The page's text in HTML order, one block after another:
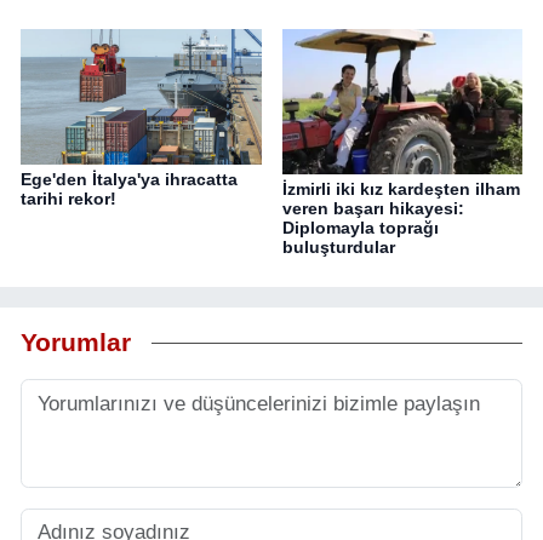
Ege'den İtalya'ya ihracatta
tarihi rekor!
İzmirli iki kız kardeşten ilham
veren başarı hikayesi:
Diplomayla toprağı
buluşturdular
Yorumlar